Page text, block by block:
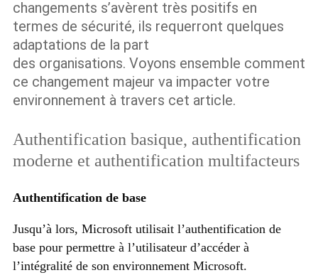
changements s’avèrent très positifs en
termes de sécurité, ils requerront quelques
adaptations de la part
des organisations. Voyons ensemble comment
ce changement majeur va impacter votre
environnement à travers cet article.
Authentification basique, authentification
moderne et authentification multifacteurs
Authentification de base
Jusqu’à lors, Microsoft utilisait l’authentification de
base pour permettre à l’utilisateur d’accéder à
l’intégralité de son environnement Microsoft.